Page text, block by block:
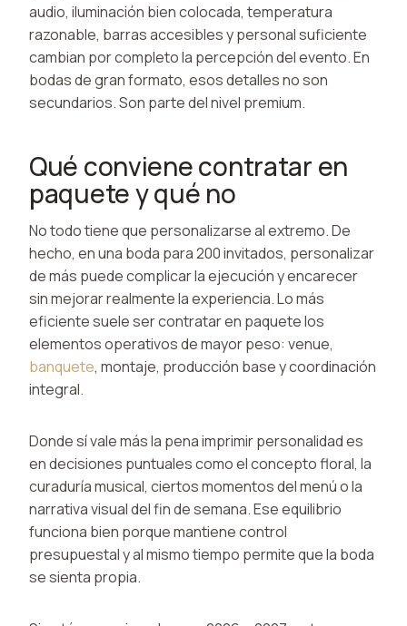
audio, iluminación bien colocada, temperatura
razonable, barras accesibles y personal suficiente
cambian por completo la percepción del evento. En
bodas de gran formato, esos detalles no son
secundarios. Son parte del nivel premium.
Qué conviene contratar en
paquete y qué no
No todo tiene que personalizarse al extremo. De
hecho, en una boda para 200 invitados, personalizar
de más puede complicar la ejecución y encarecer
sin mejorar realmente la experiencia. Lo más
eficiente suele ser contratar en paquete los
elementos operativos de mayor peso: venue,
banquete, montaje, producción base y coordinación
integral.
Donde sí vale más la pena imprimir personalidad es
en decisiones puntuales como el concepto floral, la
curaduría musical, ciertos momentos del menú o la
narrativa visual del fin de semana. Ese equilibrio
funciona bien porque mantiene control
presupuestal y al mismo tiempo permite que la boda
se sienta propia.